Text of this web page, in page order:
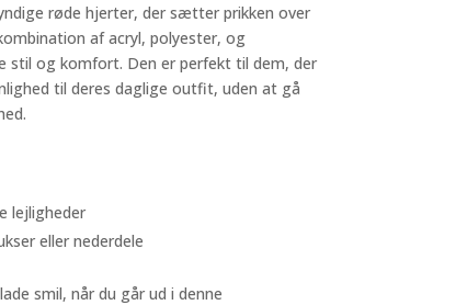
røde hjerter, der sætter prikken over
af acryl, polyester, og
stil og komfort. Den er perfekt til dem, der
til deres daglige outfit, uden at gå
lejligheder
eller nederdele
smil, når du går ud i denne